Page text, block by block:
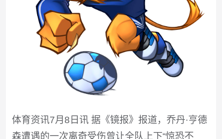
体育资讯7月8日讯 据《镜报》报道，乔丹·亨德
森遭遇的一次离奇受伤曾让全队上下“惊恐不